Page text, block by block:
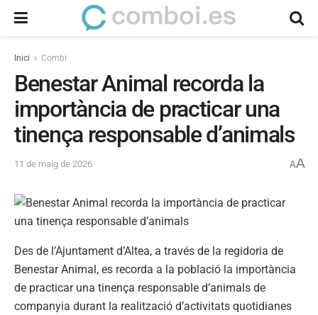
Inici Combi
Benestar Animal recorda la
importància de practicar una
tinença responsable d’animals
11 de maig de 2026 AA
Des de l’Ajuntament d’Altea, a través de la regidoria de
Benestar Animal, es recorda a la població la importància
de practicar una tinença responsable d’animals de
companyia durant la realització d’activitats quotidianes